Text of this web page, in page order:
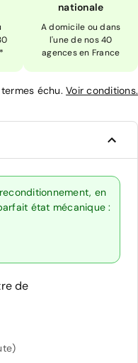
nationale
A domicile ou dans
l'une de nos 40
agences en France
échu. Voir conditions.
en
état mécanique :
de